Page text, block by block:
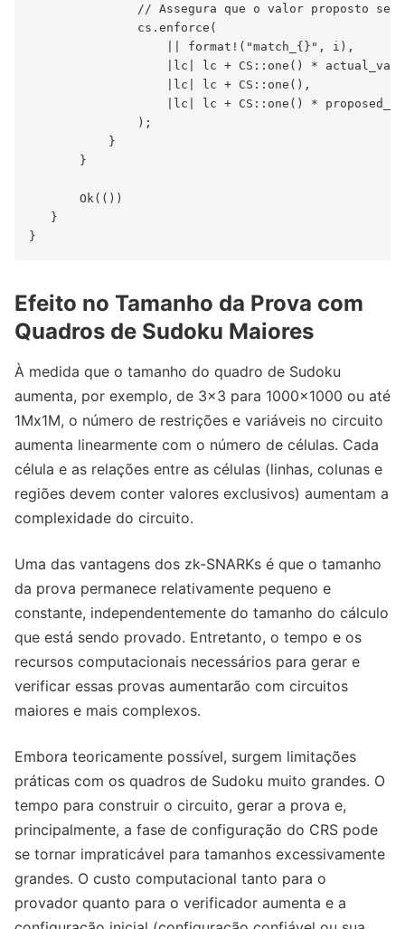
// Assegura que o valor proposto
               cs.enforce(
                   || format!("match_{}", i),
                   |lc| lc + CS::one() * actual_val,
                   |lc| lc + CS::one(),
|lc| lc + CS::one() *
               );
           }
       }
       Ok(())
   }
Efeito no Tamanho da Prova com
Quadros de Sudoku Maiores
À medida que o tamanho do quadro de Sudoku
aumenta, por exemplo, de 3x3 para 1000x1000 ou até
1Mx1M, o número de restrições e variáveis no circuito
aumenta linearmente com o número de células. Cada
célula e as relações entre as células (linhas, colunas e
regiões devem conter valores exclusivos) aumentam a
complexidade do circuito.
Uma das vantagens dos zk-SNARKs é que o tamanho
da prova permanece relativamente pequeno e
constante, independentemente do tamanho do cálculo
que está sendo provado. Entretanto, o tempo e os
recursos computacionais necessários para gerar e
verificar essas provas aumentarão com circuitos
maiores e mais complexos.
Embora teoricamente possível, surgem limitações
práticas com os quadros de Sudoku muito grandes. O
tempo para construir o circuito, gerar a prova e,
principalmente, a fase de configuração do CRS pode
se tornar impraticável para tamanhos excessivamente
grandes. O custo computacional tanto para o
provador quanto para o verificador aumenta e a